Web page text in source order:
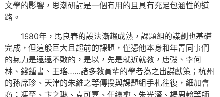
文學的影響，思潮研討是一個有用的且具有充足包涵性的道
路。
1980年，馬良春的設法漸趨成熟，課題組的謀劃也基礎
完成，但這般巨大且超前的課題，僅憑他本身和年青同事們
的氣力是遠遠不敷的，是以，先是就近就教，唐弢、李何
林、錢鍾書、王瑤……諸多教員輩的學者為之出謀獻策；杭州
的孫席珍、天津的朱維之等傳授與課題組手札往復，細加會
商；馮至、卞之琳、袁可嘉、任繼愈、朱光潛、楊周翰等師